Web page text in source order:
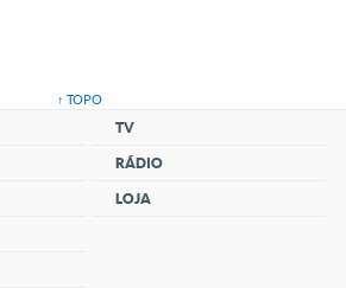
↑ TOPO
TV
RÁDIO
LOJA